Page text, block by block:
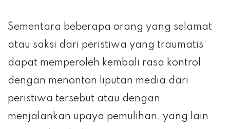
Sementara beberapa orang yang selamat
atau saksi dari peristiwa yang traumatis
dapat memperoleh kembali rasa kontrol
dengan menonton liputan media dari
peristiwa tersebut atau dengan
menjalankan upaya pemulihan, yang lain